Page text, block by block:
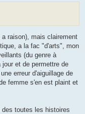
raison), mais clairement
a la fac "d'arts", mon
(du genre à
et de permettre de
erreur d'aiguillage de
femme s'en est plaint et
des toutes les histoires